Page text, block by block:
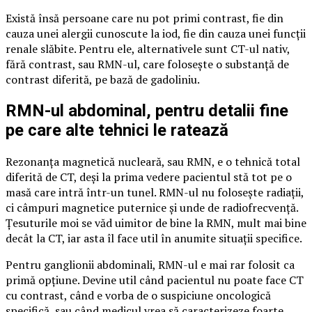
Există însă persoane care nu pot primi contrast, fie din
cauza unei alergii cunoscute la iod, fie din cauza unei funcții
renale slăbite. Pentru ele, alternativele sunt CT-ul nativ,
fără contrast, sau RMN-ul, care folosește o substanță de
contrast diferită, pe bază de gadoliniu.
RMN-ul abdominal, pentru detalii fine
pe care alte tehnici le ratează
Rezonanța magnetică nucleară, sau RMN, e o tehnică total
diferită de CT, deși la prima vedere pacientul stă tot pe o
masă care intră într-un tunel. RMN-ul nu folosește radiații,
ci câmpuri magnetice puternice și unde de radiofrecvență.
Țesuturile moi se văd uimitor de bine la RMN, mult mai bine
decât la CT, iar asta îl face util în anumite situații specifice.
Pentru ganglionii abdominali, RMN-ul e mai rar folosit ca
primă opțiune. Devine util când pacientul nu poate face CT
cu contrast, când e vorba de o suspiciune oncologică